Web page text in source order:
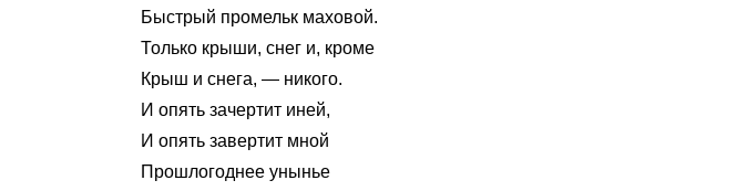
Быстрый промельк маховой.
Только крыши, снег и, кроме
Крыш и снега, — никого.
И опять зачертит иней,
И опять завертит мной
Прошлогоднее унынье